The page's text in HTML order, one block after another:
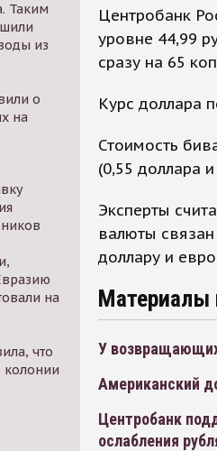
Таким
из
о
на
на
что
колонии
Центробанк
уровне 44,99
сразу на 65
Курс доллара
Стоимость
(0,55 доллара
Эксперты
валюты
доллару и
Материалы
У
Американский
Центробанк
ослабления